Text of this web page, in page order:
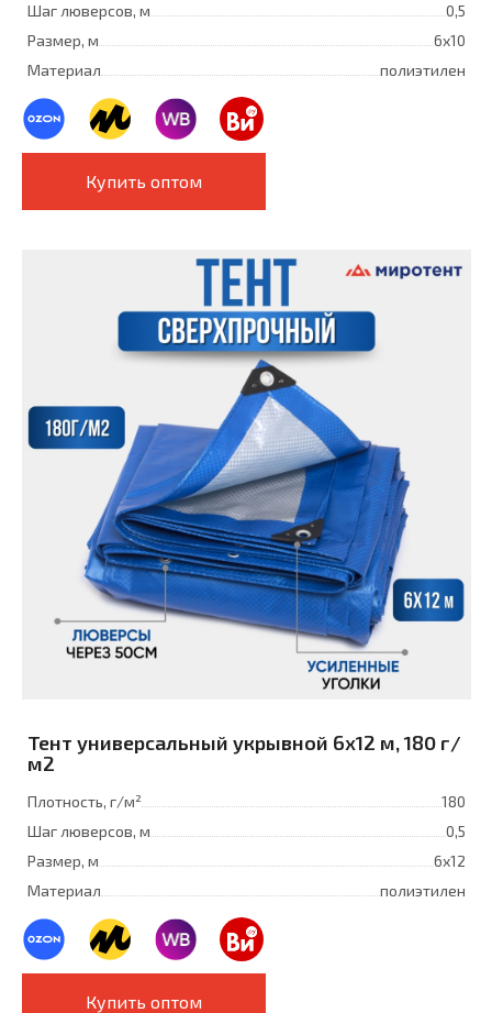
Шаг люверсов, м
0,5
Размер, м
6х10
Материал
полиэтилен
Купить оптом
Тент универсальный укрывной 6x12 м, 180 г/
м2
Плотность, г/м²
180
Шаг люверсов, м
0,5
Размер, м
6х12
Материал
полиэтилен
Купить оптом